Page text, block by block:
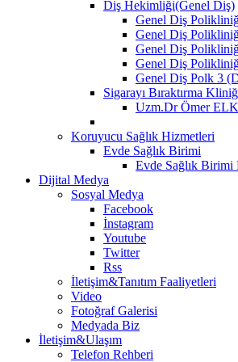
Diş Hekimliği(Genel Diş)
Genel Diş
Genel Diş
Genel Diş
Genel Diş
Genel Diş Polk 3
Sigarayı Bıraktırma
Uzm.Dr Ömer
Koruyucu Sağlık Hizmetleri
Evde Sağlık Birimi
Evde Sağlık
Dijital Medya
Sosyal Medya
Facebook
İnstagram
Youtube
Twitter
Rss
İletişim&Tanıtım Faaliyetleri
Video
Fotoğraf Galerisi
Medyada Biz
İletişim&Ulaşım
Telefon Rehberi